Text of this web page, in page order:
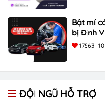
Bật mí
bị Định
17563
ĐỘI NGŨ HỖ TRỢ